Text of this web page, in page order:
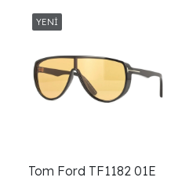
Tom Ford TF1182 01E